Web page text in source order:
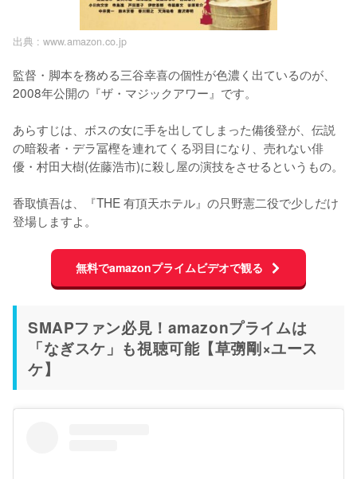
出典 : www.amazon.co.jp
監督・脚本を務める三谷幸喜の個性が色濃く出ているのが、
2008年公開の『ザ・マジックアワー』です。
あらすじは、ボスの女に手を出してしまった備後登が、伝説
の暗殺者・デラ冨樫を連れてくる羽目になり、売れない俳
優・村田大樹(佐藤浩市)に殺し屋の演技をさせるというもの。
香取慎吾は、『THE 有頂天ホテル』の只野憲二役で少しだけ
登場しますよ。
無料でamazonプライムビデオで観る
SMAPファン必見！amazonプライムは
「なぎスケ」も視聴可能【草彅剛×ユース
ケ】